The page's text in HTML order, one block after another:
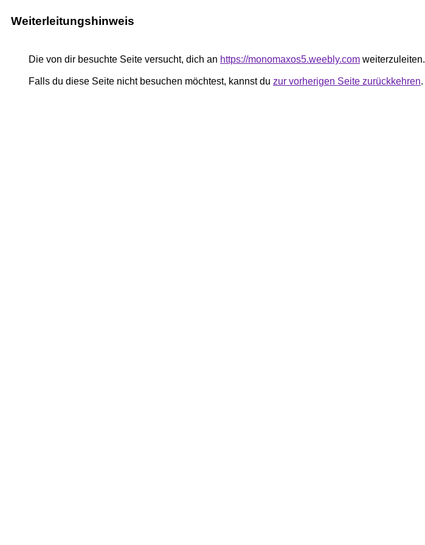
Weiterleitungshinweis
Die von dir besuchte Seite versucht, dich an https://monomaxos5.weebly.com weiterzuleiten.
Falls du diese Seite nicht besuchen möchtest, kannst du zur vorherigen Seite zurückkehren.